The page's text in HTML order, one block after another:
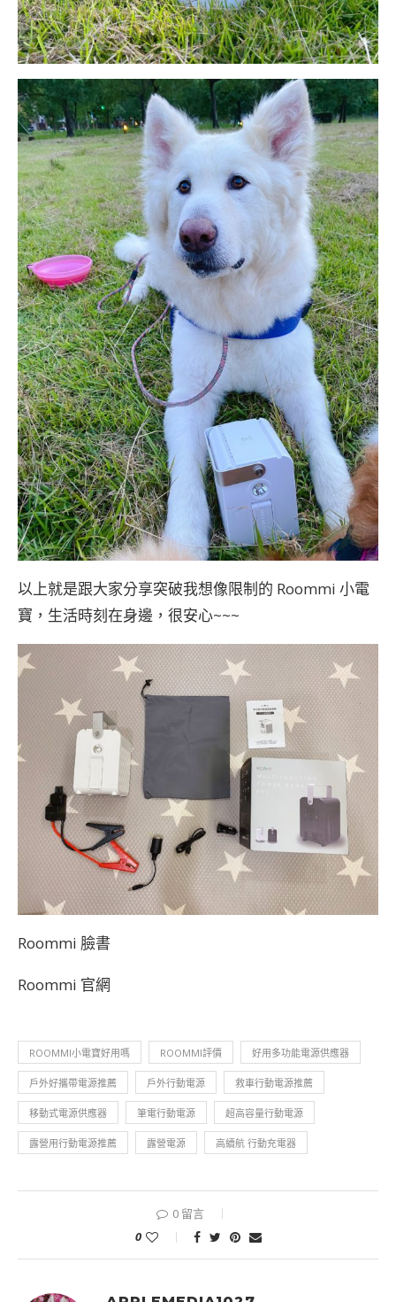
以上就是跟大家分享突破我想像限制的 Roommi 小電
寶，生活時刻在身邊，很安心~~~
Roommi 臉書
Roommi 官網
ROOMMI小電寶好用嗎 ROOMMI評價 好用多功能電源供應器
戶外好攜帶電源推薦 戶外行動電源 救車行動電源推薦
移動式電源供應器 筆電行動電源 超高容量行動電源
露營用行動電源推薦 露營電源 高續航 行動充電器
0 留言
0